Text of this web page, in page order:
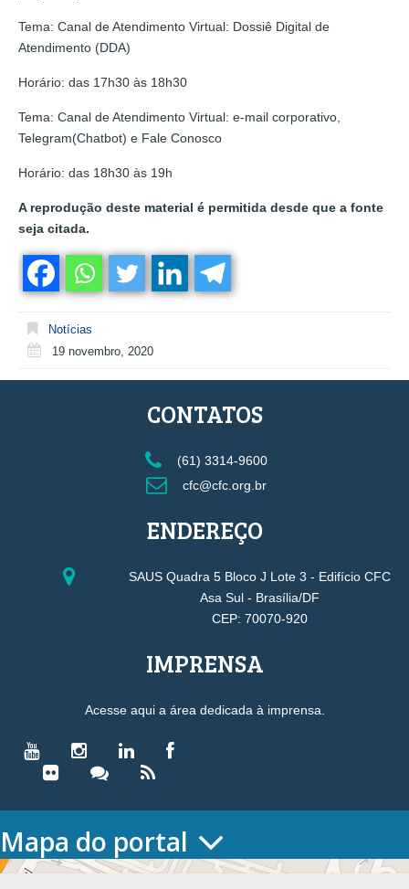
Tema: Canal de Atendimento Virtual: Dossiê Digital de
Atendimento (DDA)
Horário: das 17h30 às 18h30
Tema: Canal de Atendimento Virtual: e-mail corporativo,
Telegram(Chatbot) e Fale Conosco
Horário: das 18h30 às 19h
A reprodução deste material é permitida desde que a fonte
seja citada.
Notícias
19 novembro, 2020
CONTATOS
(61) 3314-9600
cfc@cfc.org.br
ENDEREÇO
SAUS Quadra 5 Bloco J Lote 3 - Edifício CFC
Asa Sul - Brasília/DF
CEP: 70070-920
IMPRENSA
Acesse aqui a área dedicada à imprensa.
Mapa do portal
HOME